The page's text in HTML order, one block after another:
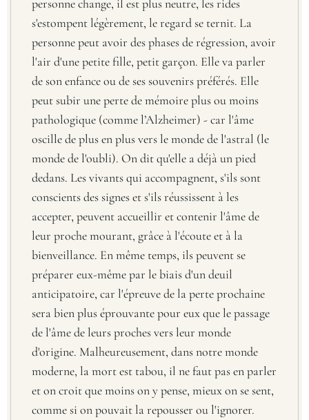
personne change, il est plus neutre, les rides
s'estompent légèrement, le regard se ternit. La
personne peut avoir des phases de régression, avoir
l'air d'une petite fille, petit garçon. Elle va parler
de son enfance ou de ses souvenirs préférés. Elle
peut subir une perte de mémoire plus ou moins
pathologique (comme l’Alzheimer) - car l'âme
oscille de plus en plus vers le monde de l'astral (le
monde de l'oubli). On dit qu'elle a déjà un pied
dedans. Les vivants qui accompagnent, s'ils sont
conscients des signes et s'ils réussissent à les
accepter, peuvent accueillir et contenir l'âme de
leur proche mourant, grâce à l'écoute et à la
bienveillance. En même temps, ils peuvent se
préparer eux-même par le biais d'un deuil
anticipatoire, car l'épreuve de la perte prochaine
sera bien plus éprouvante pour eux que le passage
de l'âme de leurs proches vers leur monde
d'origine. Malheureusement, dans notre monde
moderne, la mort est tabou, il ne faut pas en parler
et on croit que moins on y pense, mieux on se sent,
comme si on pouvait la repousser ou l'ignorer.